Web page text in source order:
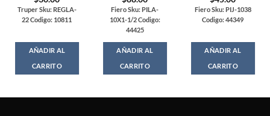
Truper Sku: REGLA-
22 Codigo: 10811
AÑADIR AL
CARRITO
Fiero Sku: PILA-
10X1-1/2 Codigo:
44425
AÑADIR AL
CARRITO
Fiero Sku: PIJ-1038
Codigo: 44349
AÑADIR AL
CARRITO